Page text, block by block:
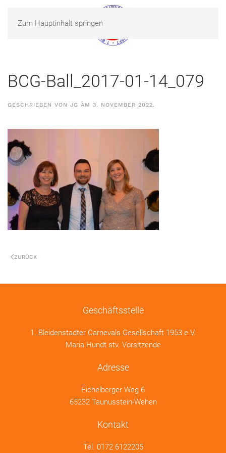
Zum Hauptinhalt springen
MENÜ
BCG-Ball_2017-01-14_079
GESCHRIEBEN VON JG AM 3. NOVEMBER 2022.
ZURÜCK
Geschäftsstelle
1. Bleidenstadter Carnevals Gesellschaft 1953 e.V.
Maria Hundt stv. Vorsitzende
Adresse
Eichelberger Weg 6
65232 Taunusstein-Wehen
Kontakt
Tel. 0172 6122205